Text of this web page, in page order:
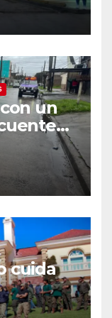
un
cuida